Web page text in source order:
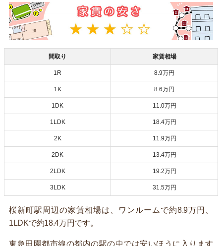
間取り 家賃相場
1R 8.9万円
1K 8.6万円
1DK 11.0万円
1LDK 18.4万円
2K 11.9万円
2DK 13.4万円
2LDK 19.2万円
3LDK 31.5万円
桜新町駅周辺の家賃相場は、ワンルームで約8.9万円、
1LDKで約18.4万円です。
東急田園都市線の都内の駅の中では安いほうに入ります